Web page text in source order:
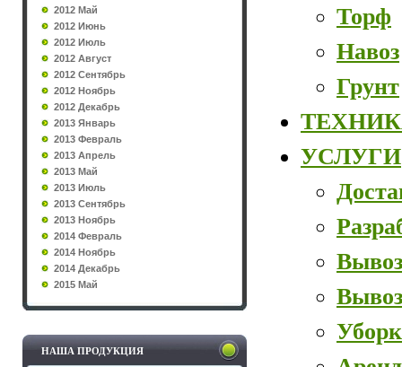
2012 Май
2012 Июнь
2012 Июль
2012 Август
2012 Сентябрь
2012 Ноябрь
2012 Декабрь
2013 Январь
2013 Февраль
2013 Апрель
2013 Май
2013 Июль
2013 Сентябрь
2013 Ноябрь
2014 Февраль
2014 Ноябрь
2014 Декабрь
2015 Май
НАША ПРОДУКЦИЯ
Торф
Навоз
Грунт
УСЛУГИ